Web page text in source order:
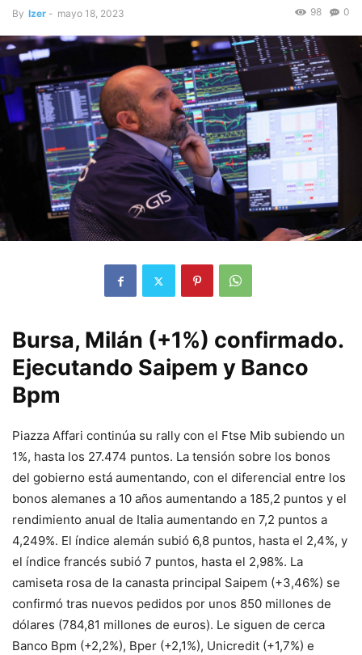
By Izer - mayo 18, 2023 0
98
Bursa, Milán (+1%) confirmado.
Ejecutando Saipem y Banco
Bpm
Piazza Affari continúa su rally con el Ftse Mib subiendo un
1%, hasta los 27.474 puntos. La tensión sobre los bonos
del gobierno está aumentando, con el diferencial entre los
bonos alemanes a 10 años aumentando a 185,2 puntos y el
rendimiento anual de Italia aumentando en 7,2 puntos a
4,249%. El índice alemán subió 6,8 puntos, hasta el 2,4%, y
el índice francés subió 7 puntos, hasta el 2,98%. La
camiseta rosa de la canasta principal Saipem (+3,46%) se
confirmó tras nuevos pedidos por unos 850 millones de
dólares (784,81 millones de euros). Le siguen de cerca
Banco Bpm (+2,2%), Bper (+2,1%), Unicredit (+1,7%) e